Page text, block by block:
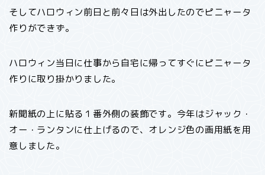
そしてハロウィン前日と前々日は外出したのでピニャータ
作りができず。
ハロウィン当日に仕事から自宅に帰ってすぐにピニャータ
作りに取り掛かりました。
新聞紙の上に貼る１番外側の装飾です。今年はジャック・
オー・ランタンに仕上げるので、オレンジ色の画用紙を用
意しました。